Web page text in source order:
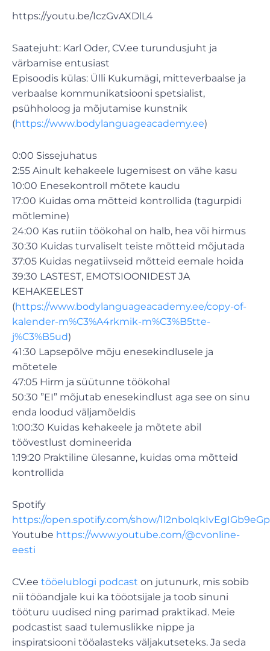
https://youtu.be/IczGvAXDlL4
Saatejuht: Karl Oder, CV.ee turundusjuht ja
värbamise entusiast
Episoodis külas: Ülli Kukumägi, mitteverbaalse ja
verbaalse kommunikatsiooni spetsialist,
psühholoog ja mõjutamise kunstnik
(https://www.bodylanguageacademy.ee)
0:00 Sissejuhatus
2:55 Ainult kehakeele lugemisest on vähe kasu
10:00 Enesekontroll mõtete kaudu
17:00 Kuidas oma mõtteid kontrollida (tagurpidi
mõtlemine)
24:00 Kas rutiin töökohal on halb, hea või hirmus
30:30 Kuidas turvaliselt teiste mõtteid mõjutada
37:05 Kuidas negatiivseid mõtteid eemale hoida
39:30 LASTEST, EMOTSIOONIDEST JA
KEHAKEELEST
(https://www.bodylanguageacademy.ee/copy-of-
kalender-m%C3%A4rkmik-m%C3%B5tte-
j%C3%B5ud)
41:30 Lapsepõlve mõju enesekindlusele ja
mõtetele
47:05 Hirm ja süütunne töökohal
50:30 ”EI” mõjutab enesekindlust aga see on sinu
enda loodud väljamõeldis
1:00:30 Kuidas kehakeele ja mõtete abil
töövestlust domineerida
1:19:20 Praktiline ülesanne, kuidas oma mõtteid
kontrollida
Spotify
https://open.spotify.com/show/
Youtube https://www.youtube.com/@cvonline-
eesti
CV.ee tööelublogi podcast on jutunurk, mis sobib
nii tööandjale kui ka tööotsijale ja toob sinuni
tööturu uudised ning parimad praktikad. Meie
podcastist saad tulemuslikke nippe ja
inspiratsiooni tööalasteks väljakutseteks. Ja seda